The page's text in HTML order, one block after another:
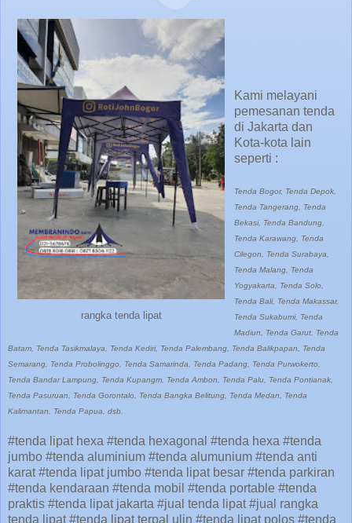
rangka tenda lipat
Kami melayani
pemesanan tenda
di Jakarta dan
Kota-kota lain
seperti :
Tenda Bogor, Tenda Depok,
Tenda Tangerang, Tenda
Bekasi, Tenda Bandung,
Tenda Karawang, Tenda
Cilegon, Tenda Surabaya,
Tenda Malang, Tenda
Yogyakarta, Tenda Solo,
Tenda Bali, Tenda Makassar,
Tenda Sukabumi, Tenda
Madiun, Tenda Garut, Tenda
Batam, Tenda Tasikmalaya, Tenda Kediri, Tenda Palembang, Tenda Balikpapan, Tenda
Semarang, Tenda Probolinggo, Tenda Samarinda, Tenda Padang, Tenda Purwokerto,
Tenda Bandar Lampung, Tenda Kupangm, Tenda Ambon, Tenda Palu, Tenda Pontianak,
Tenda Pasuruan, Tenda Gorontalo, Tenda Bangka Belitung, Tenda Medan, Tenda
Kalimantan, Tenda Papua, dsb.
#tenda lipat hexa #tenda hexagonal #tenda hexa #tenda
jumbo #tenda aluminium #tenda alumunium #tenda anti
karat #tenda lipat jumbo #tenda lipat besar #tenda parkiran
#tenda kendaraan #tenda mobil #tenda portable #tenda
praktis #tenda lipat jakarta #jual tenda lipat #jual rangka
tenda lipat #tenda lipat terpal ulin #tenda lipat polos #tenda